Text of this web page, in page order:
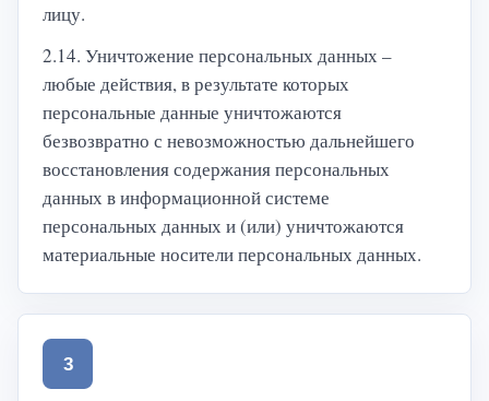
лицу.
2.14. Уничтожение персональных данных –
любые действия, в результате которых
персональные данные уничтожаются
безвозвратно с невозможностью дальнейшего
восстановления содержания персональных
данных в информационной системе
персональных данных и (или) уничтожаются
материальные носители персональных данных.
3